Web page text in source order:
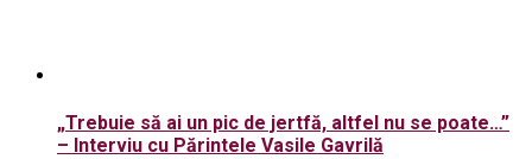
„Trebuie să ai un pic de jertfă, altfel nu se poate…”
– Interviu cu Părintele Vasile Gavrilă